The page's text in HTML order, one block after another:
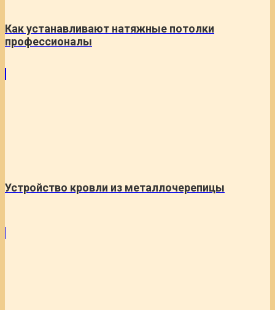
Как устанавливают натяжные потолки
профессионалы
Устройство кровли из металлочерепицы